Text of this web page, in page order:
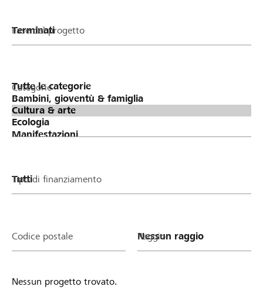
Fase del progetto
Categorie
Tipo di finanziamento
Codice postale Raggio
Nessun progetto trovato.